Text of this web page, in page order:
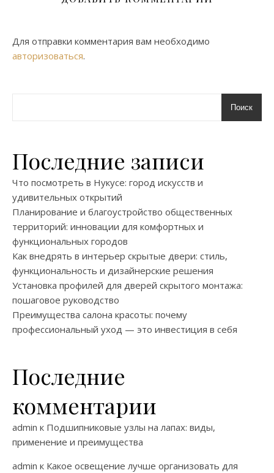
Для отправки комментария вам необходимо
авторизоваться.
Поиск
Последние записи
Что посмотреть в Нукусе: город искусств и
удивительных открытий
Планирование и благоустройство общественных
территорий: инновации для комфортных и
функциональных городов
Как внедрять в интерьер скрытые двери: стиль,
функциональность и дизайнерские решения
Установка профилей для дверей скрытого монтажа:
пошаговое руководство
Преимущества салона красоты: почему
профессиональный уход — это инвестиция в себя
Последние
комментарии
admin к Подшипниковые узлы на лапах: виды,
применение и преимущества
admin к Какое освещение лучше организовать для